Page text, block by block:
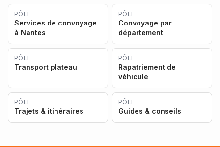
PÔLE
Services de convoyage
à Nantes
PÔLE
Convoyage par
département
PÔLE
Transport plateau
PÔLE
Rapatriement de
véhicule
PÔLE
Trajets & itinéraires
PÔLE
Guides & conseils